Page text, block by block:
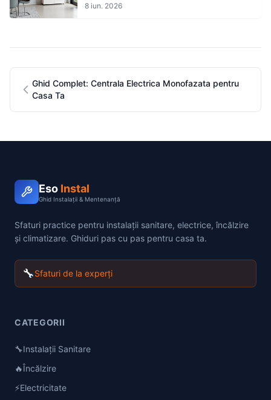
8 iun. 2026
Ghid Complet: Centrala Electrica Monofazata pentru
Casa Ta
Eso Instal
Ghid Instalații & Mentenanță
Sfaturi practice pentru instalații sanitare, electrice, încălzire
și climatizare. Ghiduri pas cu pas pentru casa ta.
🔧Sfaturi de la experți
CATEGORII
🔧Instalații Sanitare
🔥Încălzire
⚡Electricitate